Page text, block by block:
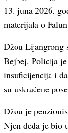
13. juna 2026.
materijala o
Džou Lijangrong
Bejbej. Policija
insuficijencija i
su uskraćene
Džou je
Njen deda je bio